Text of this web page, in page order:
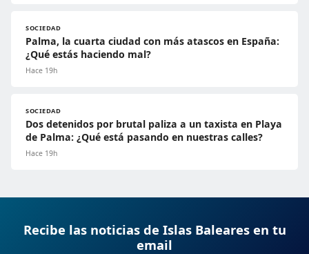
SOCIEDAD
Palma, la cuarta ciudad con más atascos en España:
¿Qué estás haciendo mal?
Hace 19h
SOCIEDAD
Dos detenidos por brutal paliza a un taxista en Playa
de Palma: ¿Qué está pasando en nuestras calles?
Hace 19h
Recibe las noticias de Islas Baleares en tu
email